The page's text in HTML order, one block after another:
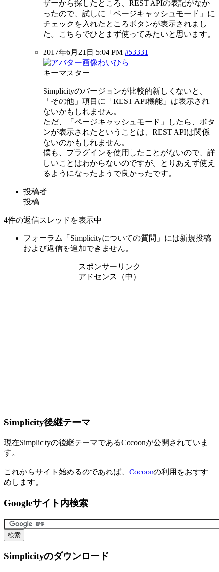
ザーから探したところ、REST APIの表記がなか
ったので、試しに「ページキャッシュモード」に
チェックを入れたところボタンが表示されまし
た。こちらでひとまず使ってみたいと思います。
2017年6月21日 5:04 PM #53331
わいひら
キーマスター
Simplicityのバージョンが比較的新しくないと、
「その他」項目に「REST API機能」は表示され
ないかもしれません。
ただ、「ページキャッシュモード」したら、ボタ
ンが表示されたということは、REST APIは関係
ないのかもしれません。
僕も、プラグインを使用したことがないので、詳
しいことはわからないのですが、とりあえず使え
るようになったようで良かったです。
投稿者
投稿
4件の返信スレッドを表示中
フォーラム「Simplicityについての質問」には新規投稿
および返信を追加できません。
スポンサーリンク
アドセンス（中）
Simplicity後継テーマ
現在Simplicityの後継テーマであるCocoonが公開されていま
す。
これからサイト始めるのであれば、 Cocoonの利用をおすす
めします。
Googleサイト内検索
Simplicityのダウンロード